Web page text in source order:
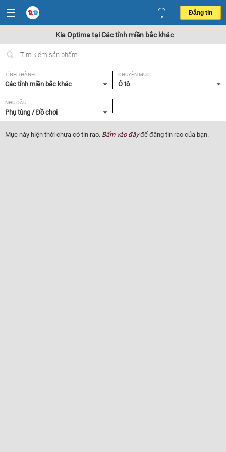
Đăng tin
Kia Optima tại Các tỉnh miền bắc khác
TỈNH THÀNH
Các tỉnh miền bắc khác
CHUYÊN MỤC
Ô tô
NHU CẦU
Phụ tùng / Đồ chơi
Mục này hiện thời chưa có tin rao. Bấm vào đâyđể đăng tin rao của bạn.